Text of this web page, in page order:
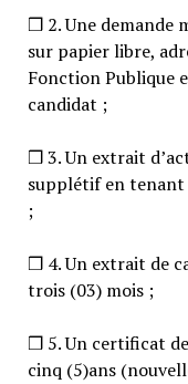
❒ 2. Une demande
sur papier libre,
Fonction Publique
candidat ;
❒ 3. Un extrait
supplétif en tenant
;
❒ 4. Un extrait de
trois (03) mois ;
❒ 5. Un certificat
cinq (5)ans